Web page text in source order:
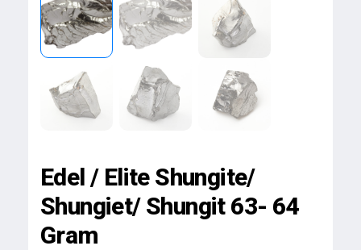
Edel / Elite Shungite/
Shungiet/ Shungit 63- 64
Gram